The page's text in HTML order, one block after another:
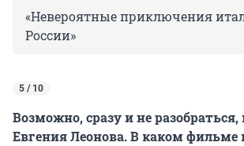
«Невероятные приключения
России»
5 / 10
Возможно, сразу и не разобраться,
Евгения Леонова. В каком